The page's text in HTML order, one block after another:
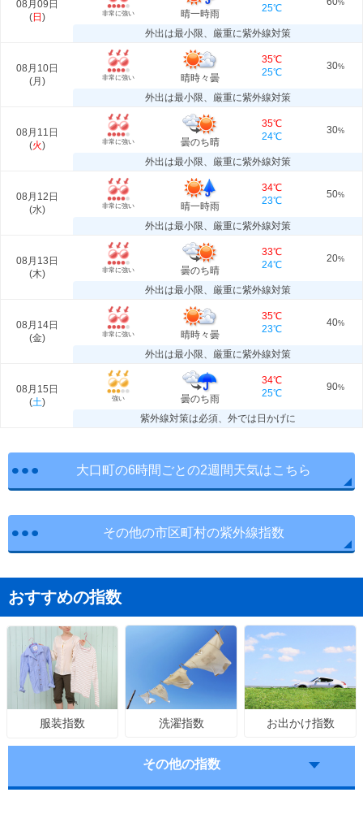
08月09日
(日 ) 非常に強い 晴一時雨
25℃
%
外出は最小限、厳重に紫外線対策
08月10日
(月 ) 非常に強い 晴時々曇
35℃
25℃
30%
外出は最小限、厳重に紫外線対策
08月11日
(火) 非常に強い 曇のち晴
35℃
24℃
30%
外出は最小限、厳重に紫外線対策
08月12日
(水) 非常に強い 晴一時雨
34℃
23℃
50%
外出は最小限、厳重に紫外線対策
08月13日
(木) 非常に強い 曇のち晴
33℃
24℃
20%
外出は最小限、厳重に紫外線対策
08月14日
(金) 非常に強い 晴時々曇
35℃
23℃
40%
外出は最小限、厳重に紫外線対策
08月15日
(土) 強い 曇のち雨
34℃
25℃
90%
紫外線対策は必須、外では日かげに
大口町の6時間ごとの2週間天気はこちら
その他の市区町村の紫外線指数
おすすめの指数
服装指数 洗濯指数 お出かけ指数
その他の指数